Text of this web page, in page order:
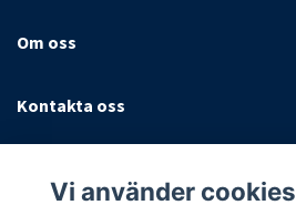
Om oss
Kontakta oss
Vi använder cookies